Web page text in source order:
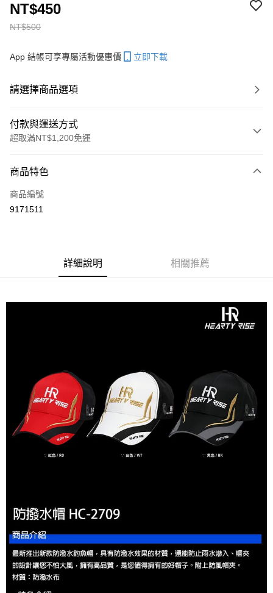
NT$500
NT$450
App 結帳可享專屬活動優惠價 立即下載
請選擇商品選項
付款與運送方式
超取滿NT$1,200免運
信用卡一次付款
信用卡分期付款
上海商業儲蓄銀行
台北富邦商業銀行
國泰世華商業銀行
匯豐（台灣）商業銀行
華泰商業銀行
台灣樂天信用卡公司
1.本服務由台灣大哥大提供，台灣大哥大用戶可立即使用無須另外申請。
2.付款方式選擇「大哥付你分期」，訂單成立後會自動跳轉到大哥付的交易
流程，驗證手機門號後，選擇欲分期的期數、繳款截止日，確認付款後即完
成交易。
3.實際核准額度、可分期數及費用金額請依後續交易確認頁面所載為準。
4.訂單成立30分鐘內，如未前往確認交易或遇審核未通過，訂單將自動取
消。如遇「轉專審核」未通過狀況，表示未達大哥付你分期系統評分，恕無
帳／街口支付／iPASS MONEY」等通路繳費。
1.本服務係由「台灣大哥大股份有限公司」（以下簡稱本公司）所提供，讓
用戶於交易時，得透過本服務購買商品或服務，並由商店將買賣／分期付款
買賣價金債權讓與本公司後，依約使用本公司帳單繳交帳款。
2.基於同意付款使用「大哥付你分期」之契約關係目的，商店將以您的個人
資料（包含姓名、電話或地址）提供予台灣大哥大進項蒐集、處理及利用，
AFTEE先享後付
相關說明
【關於「AFTEE先享後付」】
AFTEE先享後付是「在收到商品之後才付款」的支付方式。 讓您購物簡單
便利好安心！
１．簡單：不需註冊會員、不需綁卡、不需儲值。
２．便利：只要手機號碼，簡訊認證，即可結帳。
３．安心：先確認商品／服務後，再付款。
２．訂單成立數日內，您將收到繳費通知簡訊。
３．收到繳費通知簡訊後14天內，點擊此簡訊中的連結，可透過四大超商／
ATM／網路銀行／等多元方式進行付款，方視為交易完成。
※ 請注意：結帳手續完成當下不需立刻繳費，但若您需要取消訂單，請聯絡
購買商品的店家。未經商家同意取消之訂單仍視為有效，需透過AFTEE先享
後付繳納相關費用。
※ 交易是否成功請以「AFTEE先享後付 」之結帳頁面顯示為準，若有關於
ATM付款
貨到付款
付款後全家取貨
每筆NT$60，滿NT$1,200(含以上)免運費
7-11取貨付款
每筆NT$60，滿NT$1,200(含以上)免運費
商品特色
商品編號
9171511
詳細說明 相關推薦